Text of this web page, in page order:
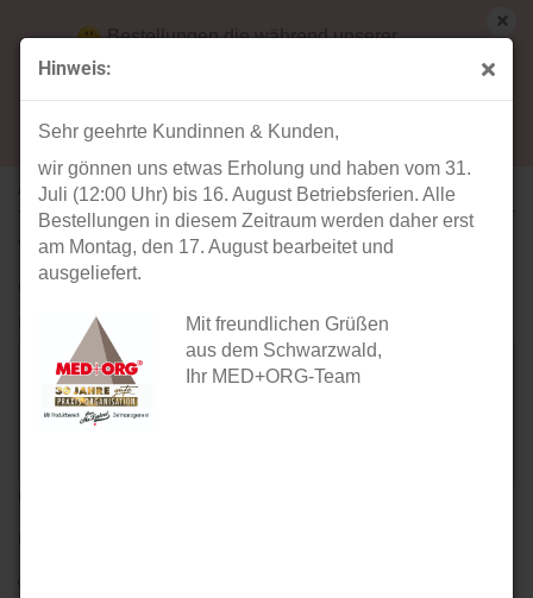
Hinweis:
Sehr geehrte Kundinnen & Kunden,
wir gönnen uns etwas Erholung und haben vom 31.
Juli (12:00 Uhr) bis 16. August Betriebsferien. Alle
Bestellungen in diesem Zeitraum werden daher erst
am Montag, den 17. August bearbeitet und
ausgeliefert.
Mit freundlichen Grüßen
aus dem Schwarzwald,
Ihr MED+ORG-Team
Bestellungen die während unserer
Betriebsferien (31. Juli ab 12:00 Uhr bis 16.
ARTIKEL: TASCHENSTEMPEL NEW TRAVEL STAMP (GRAU)
Verfasser:
Ihre Meinung: